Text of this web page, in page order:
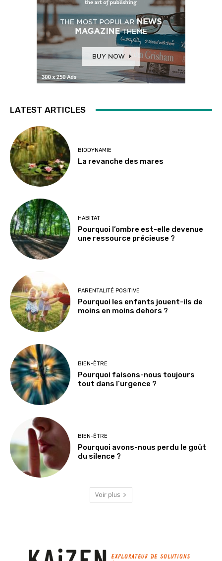
LATEST ARTICLES
BIODYNAMIE
La revanche des mares
HABITAT
Pourquoi l’ombre est-elle devenue
une ressource précieuse ?
PARENTALITÉ POSITIVE
Pourquoi les enfants jouent-ils de
moins en moins dehors ?
BIEN-ÊTRE
Pourquoi faisons-nous toujours
tout dans l’urgence ?
BIEN-ÊTRE
Pourquoi avons-nous perdu le goût
du silence ?
Voir plus